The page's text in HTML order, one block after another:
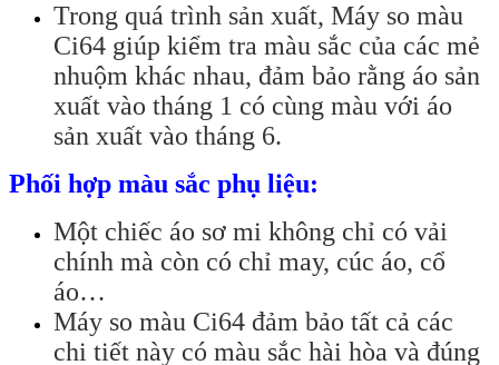
Trong quá trình sản xuất, Máy so màu
Ci64 giúp kiểm tra màu sắc của các mẻ
nhuộm khác nhau, đảm bảo rằng áo sản
xuất vào tháng 1 có cùng màu với áo
sản xuất vào tháng 6.
Phối hợp màu sắc phụ liệu:
Một chiếc áo sơ mi không chỉ có vải
chính mà còn có chỉ may, cúc áo, cổ
áo…
Máy so màu Ci64 đảm bảo tất cả các
chi tiết này có màu sắc hài hòa và đúng